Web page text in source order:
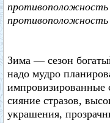
противоположность
Зима — сезон
надо мудро
импровизированные
сияние стразов,
украшения,